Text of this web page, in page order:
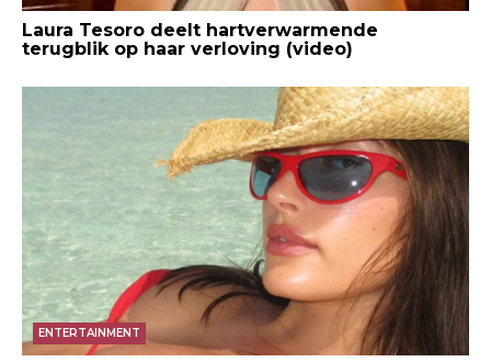
Laura Tesoro deelt hartverwarmende
terugblik op haar verloving (video)
ENTERTAINMENT